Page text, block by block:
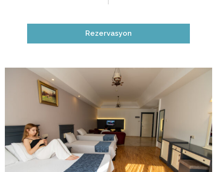
Rezervasyon